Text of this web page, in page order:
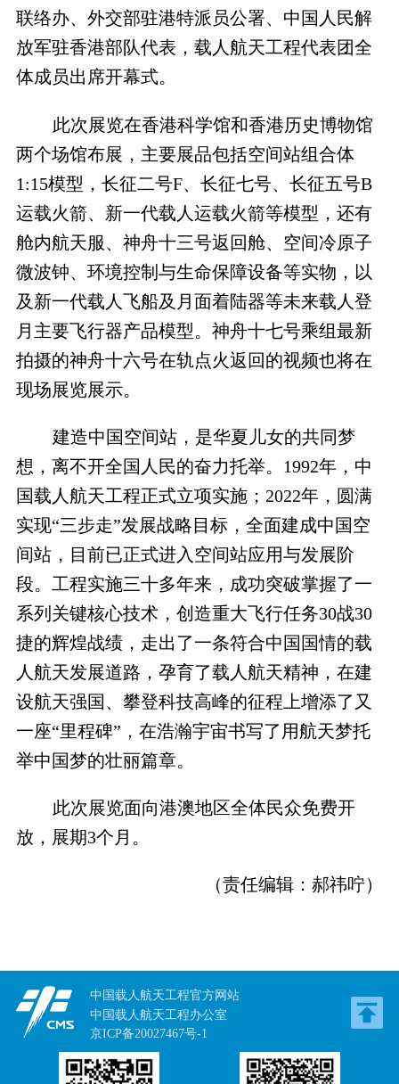
联络办、外交部驻港特派员公署、中国人民解
放军驻香港部队代表，载人航天工程代表团全
体成员出席开幕式。
此次展览在香港科学馆和香港历史博物馆
两个场馆布展，主要展品包括空间站组合体
1:15模型，长征二号F、长征七号、长征五号B
运载火箭、新一代载人运载火箭等模型，还有
舱内航天服、神舟十三号返回舱、空间冷原子
微波钟、环境控制与生命保障设备等实物，以
及新一代载人飞船及月面着陆器等未来载人登
月主要飞行器产品模型。神舟十七号乘组最新
拍摄的神舟十六号在轨点火返回的视频也将在
现场展览展示。
建造中国空间站，是华夏儿女的共同梦
想，离不开全国人民的奋力托举。1992年，中
国载人航天工程正式立项实施；2022年，圆满
实现“三步走”发展战略目标，全面建成中国空
间站，目前已正式进入空间站应用与发展阶
段。工程实施三十多年来，成功突破掌握了一
系列关键核心技术，创造重大飞行任务30战30
捷的辉煌战绩，走出了一条符合中国国情的载
人航天发展道路，孕育了载人航天精神，在建
设航天强国、攀登科技高峰的征程上增添了又
一座“里程碑”，在浩瀚宇宙书写了用航天梦托
举中国梦的壮丽篇章。
此次展览面向港澳地区全体民众免费开
放，展期3个月。
（责任编辑：郝祎咛）
中国载人航天工程官方网站
中国载人航天工程办公室
京ICP备20027467号-1